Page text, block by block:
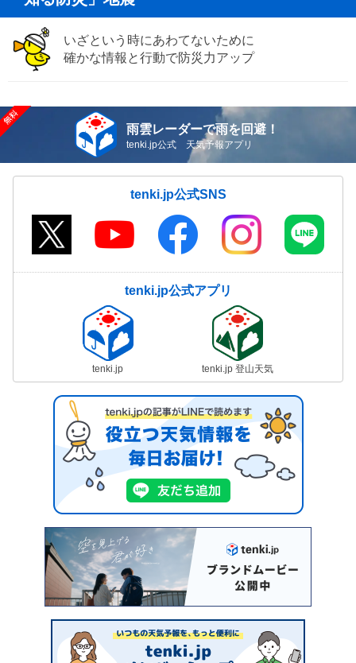
いざという時にあわてないために
確かな情報と行動で防災力アップ
雨雲レーダーで雨を回避！
tenki.jp公式 天気予報アプリ
tenki.jp公式SNS
tenki.jp公式アプリ
tenki.jp tenki.jp 登山天気